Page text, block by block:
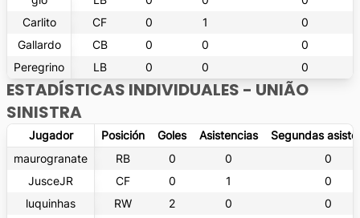
Carlito
CF 0 1
0
Gallardo
CB 0 0
0
Peregrino
LB 0 0 0
ESTADÍSTICAS INDIVIDUALES - UNIÃO
SINISTRA
Jugador Posición Goles Asistencias
Segundas
maurogranate
RB 0 0
0
JusceJR
CF 0 1
0
luquinhas
RW 2 0
0